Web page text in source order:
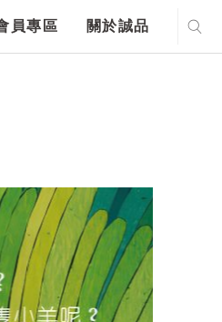
員專區 關於誠品